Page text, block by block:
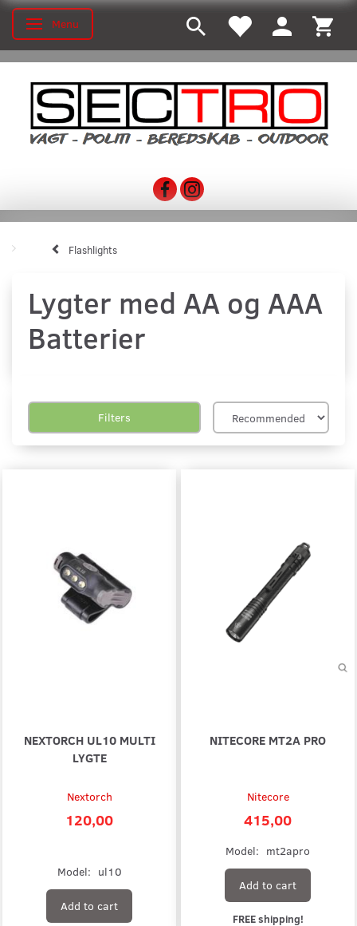
Toggle navigation
Menu
Flashlights
Lygter med AA og AAA
Batterier
Filters
NEXTORCH UL10 MULTI
LYGTE
Nextorch
120,00
Model: ul10
Add to cart
NITECORE MT2A PRO
Nitecore
415,00
Model: mt2apro
Add to cart
FREE shipping!